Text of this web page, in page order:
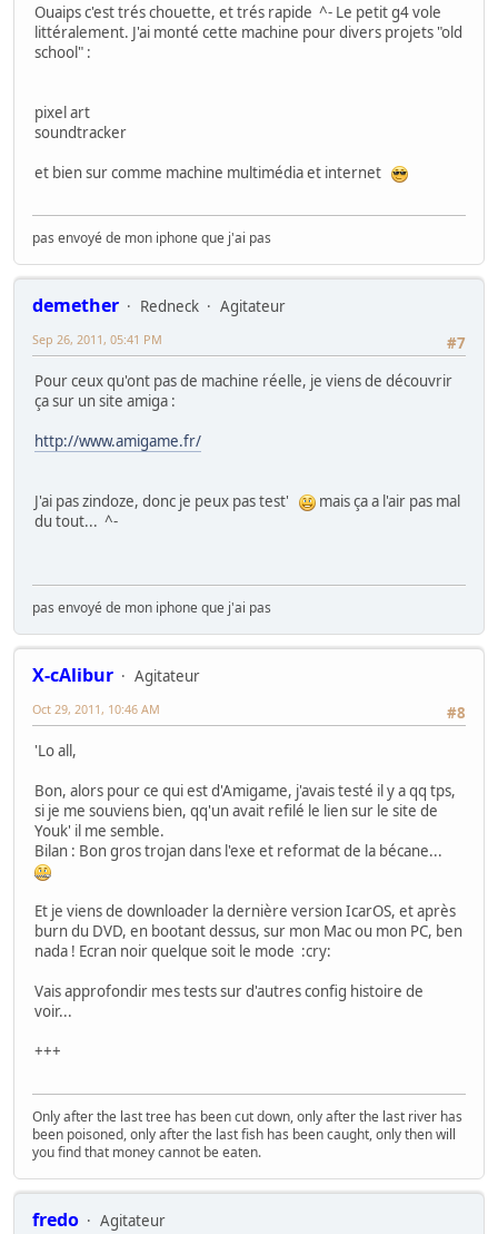
Ouaips c'est trés chouette, et trés rapide ^- Le petit g4 vole
littéralement. J'ai monté cette machine pour divers projets "old
school" :
pixel art
soundtracker
et bien sur comme machine multimédia et internet
pas envoyé de mon iphone que j'ai pas
demether Redneck
Agitateur
#7
Sep 26, 2011, 05:41 PM
Pour ceux qu'ont pas de machine réelle, je viens de découvrir
ça sur un site amiga :
http://www.amigame.fr/
J'ai pas zindoze, donc je peux pas test'
mais ça a l'air pas mal
du tout... ^-
pas envoyé de mon iphone que j'ai pas
X-cAlibur
Agitateur
#8
Oct 29, 2011, 10:46 AM
'Lo all,
Bon, alors pour ce qui est d'Amigame, j'avais testé il y a qq tps,
si je me souviens bien, qq'un avait refilé le lien sur le site de
Youk' il me semble.
Bilan : Bon gros trojan dans l'exe et reformat de la bécane...
Et je viens de downloader la dernière version IcarOS, et après
burn du DVD, en bootant dessus, sur mon Mac ou mon PC, ben
nada ! Ecran noir quelque soit le mode :cry:
Vais approfondir mes tests sur d'autres config histoire de
voir...
+++
Only after the last tree has been cut down, only after the last river has
been poisoned, only after the last fish has been caught, only then will
you find that money cannot be eaten.
fredo
Agitateur